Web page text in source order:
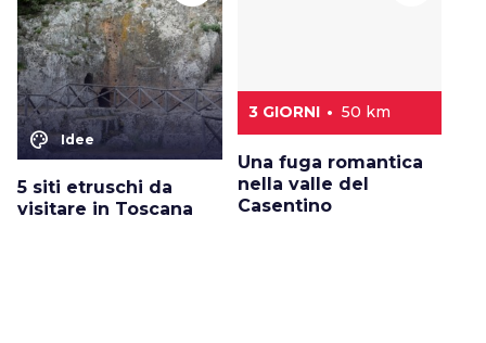
color_lens Idee
5 siti etruschi da
visitare in Toscana
3 GIORNI 50 km
Una fuga romantica
nella valle del
Casentino